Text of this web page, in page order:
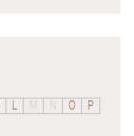
M N O
P